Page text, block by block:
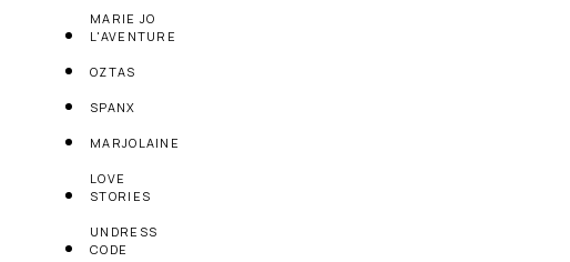
MARIE JO
L'AVENTURE
OZTAS
SPANX
MARJOLAINE
LOVE
STORIES
UNDRESS
CODE